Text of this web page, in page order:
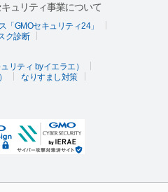
ュリティ事業について
GMOセキュリティ24」
ク診断
リティ byイエラエ）
なりすまし対策